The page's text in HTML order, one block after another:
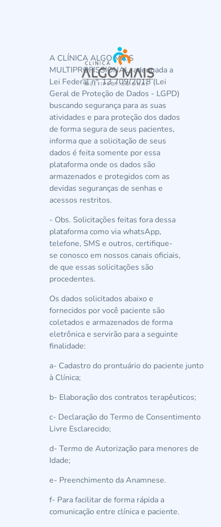
A CLÍNICA ALGO MAIS
MULTIPROFISSIONAL, adequada a
Lei Federal n°. 13.709/2018 (Lei
Geral de Proteção de Dados - LGPD)
buscando segurança para as suas
atividades e para proteção dos dados
de forma segura de seus pacientes,
informa que a solicitação de seus
dados é feita somente por essa
plataforma onde os dados são
armazenados e protegidos com as
devidas seguranças de senhas e
acessos restritos.
- Obs. Solicitações feitas fora dessa
plataforma como via whatsApp,
telefone, SMS e outros, certifique-
se conosco em nossos canais oficiais,
de que essas solicitações são
procedentes.
Os dados solicitados abaixo e
fornecidos por você paciente são
coletados e armazenados de forma
eletrônica e servirão para a seguinte
finalidade:
a- Cadastro do prontuário do paciente junto
à Clínica;
b- Elaboração dos contratos terapêuticos;
c- Declaração do Termo de Consentimento
Livre Esclarecido;
d- Termo de Autorização para menores de
Idade;
e- Preenchimento da Anamnese.
f- Para facilitar de forma rápida a
comunicação entre clínica e paciente.